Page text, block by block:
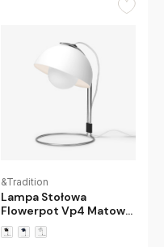
&Tradition
Lampa Stołowa
Flowerpot Vp4 Matowa
Biel Andtradition